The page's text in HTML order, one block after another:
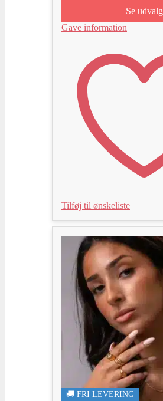
Se udvalg
Gave information
Tilføj til ønskeliste
🚚 FRI LEVERING